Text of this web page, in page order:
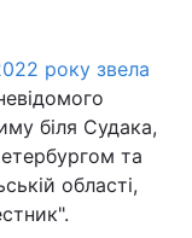
року звела
біля Судака,
та
області,